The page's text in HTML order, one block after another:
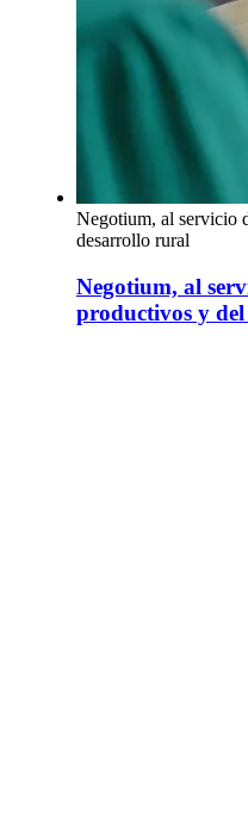
Negotium, al servicio
desarrollo rural
Negotium, al
productivos y